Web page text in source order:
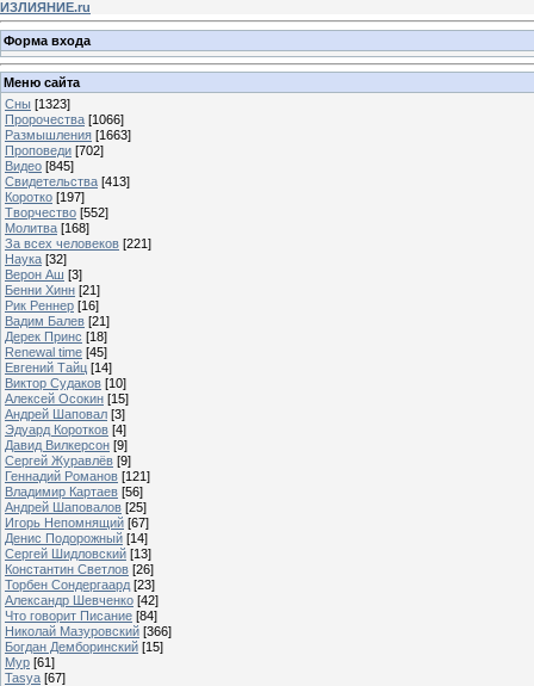
ИЗЛИЯНИЕ.ru
Форма входа
Меню сайта
Сны [1323]
Пророчества [1066]
Размышления [1663]
Проповеди [702]
Видео [845]
Свидетельства [413]
Коротко [197]
Творчество [552]
Молитва [168]
За всех человеков [221]
Наука [32]
Верон Аш [3]
Бенни Хинн [21]
Рик Реннер [16]
Вадим Балев [21]
Дерек Принс [18]
Renewal time [45]
Евгений Тайц [14]
Виктор Судаков [10]
Алексей Осокин [15]
Андрей Шаповал [3]
Эдуард Коротков [4]
Давид Вилкерсон [9]
Сергей Журавлёв [9]
Геннадий Романов [121]
Владимир Картаев [56]
Андрей Шаповалов [25]
Игорь Непомнящий [67]
Денис Подорожный [14]
Сергей Шидловский [13]
Константин Светлов [26]
Торбен Сондергаард [23]
Александр Шевченко [42]
Что говорит Писание [84]
Николай Мазуровский [366]
Богдан Демборинский [15]
Мур [61]
Tasya [67]